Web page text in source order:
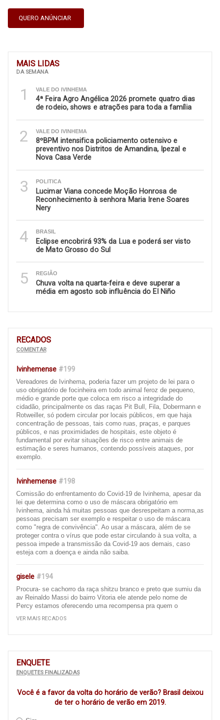
QUERO ANÚNCIAR
MAIS LIDAS
DA SEMANA
1 VALE DO IVINHEMA
4ª Feira Agro Angélica 2026 promete quatro dias
de rodeio, shows e atrações para toda a família
2 VALE DO IVINHEMA
8ºBPM intensifica policiamento ostensivo e
preventivo nos Distritos de Amandina, Ipezal e
Nova Casa Verde
3 POLITICA
Lucimar Viana concede Moção Honrosa de
Reconhecimento à senhora Maria Irene Soares
Nery
4 BRASIL
Eclipse encobrirá 93% da Lua e poderá ser visto
de Mato Grosso do Sul
5 REGIÃO
Chuva volta na quarta-feira e deve superar a
média em agosto sob influência do El Niño
RECADOS
COMENTAR
Ivinhemense #199
Vereadores de Ivinhema, poderia fazer um projeto de lei para o
uso obrigatório de focinheira em todo animal feroz de pequeno,
médio e grande porte que coloca em risco a integridade do
cidadão, principalmente os das raças Pit Bull, Fila, Dobermann e
Rotweiller, só podem circular por locais públicos, em que haja
concentração de pessoas, tais como ruas, praças, e parques
públicos, e nas proximidades de hospitais, este objeto é
fundamental por evitar situações de risco entre animais de
estimação e seres humanos, contendo possíveis ataques, por
exemplo.
Ivinhemense #198
Comissão do enfrentamento do Covid-19 de Ivinhema, apesar da
lei que determina como o uso de máscara obrigatório em
Ivinhema, ainda há muitas pessoas que desrespeitam a norma,as
pessoas precisam ser exemplo e respeitar o uso de máscara
como "regra de convivência". Ao usar a máscara, além de se
proteger contra o vírus que pode estar circulando à sua volta, a
pessoa impede a transmissão da Covid-19 aos demais, caso
esteja com a doença e ainda não saiba.
gisele #194
Procura- se cachorro da raça shitzu branco e preto que sumiu da
av Reinaldo Massi do bairro Vitoria ele atende pelo nome de
Percy estamos oferecendo uma recompensa pra quem o
obrigada att gisele
Bom dia, gostaria de fazer uma reclamação sobre as ruas da
nossa cidade de ivinhema, é um descaso com a população
essas ruas que quando vc passa de carro vc fica pulando dentro
precisa recapear, principalmente a av Panamá e as ruas em torno
da escola filinto Müller e algumas av do bairro centro..... é um
naquela região e as que passam ali todos os dias ) Isso acaba
VER MAIS RECADOS
ENQUETE
ENQUETES FINALIZADAS
Você é a favor da volta do horário de verão? Brasil deixou
de ter o horário de verão em 2019.